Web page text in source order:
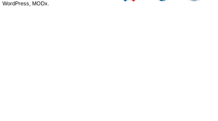
WordPress, MODx.